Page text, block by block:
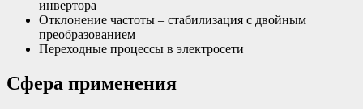
инвертора
Отклонение частоты – стабилизация с двойным
преобразованием
Переходные процессы в электросети
Сфера применения